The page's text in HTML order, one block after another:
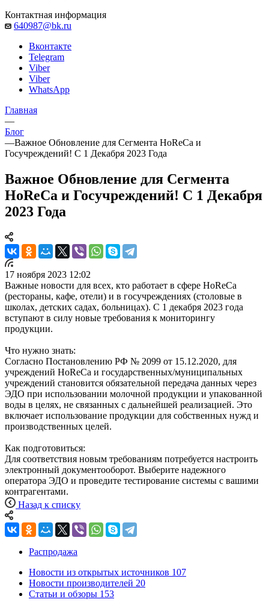
Контактная информация
640987@bk.ru
Вконтакте
Telegram
Viber
Viber
WhatsApp
Главная
—
Блог
—Важное Обновление для Сегмента HoReCa и
Госучреждений! С 1 Декабря 2023 Года
Важное Обновление для Сегмента
HoReCa и Госучреждений! С 1 Декабря
2023 Года
17 ноября 2023 12:02
Важные новости для всех, кто работает в сфере HoReCa
(рестораны, кафе, отели) и в госучреждениях (столовые в
школах, детских садах, больницах). С 1 декабря 2023 года
вступают в силу новые требования к мониторингу
продукции.
Что нужно знать:
Согласно Постановлению РФ № 2099 от 15.12.2020, для
учреждений HoReCa и государственных/муниципальных
учреждений становится обязательной передача данных через
ЭДО при использовании молочной продукции и упакованной
воды в целях, не связанных с дальнейшей реализацией. Это
включает использование продукции для собственных нужд и
производственных целей.
Как подготовиться:
Для соответствия новым требованиям потребуется настроить
электронный документооборот. Выберите надежного
оператора ЭДО и проведите тестирование системы с вашими
контрагентами.
Назад к списку
Распродажа
Новости из открытых источников 107
Новости производителей 20
Статьи и обзоры 153